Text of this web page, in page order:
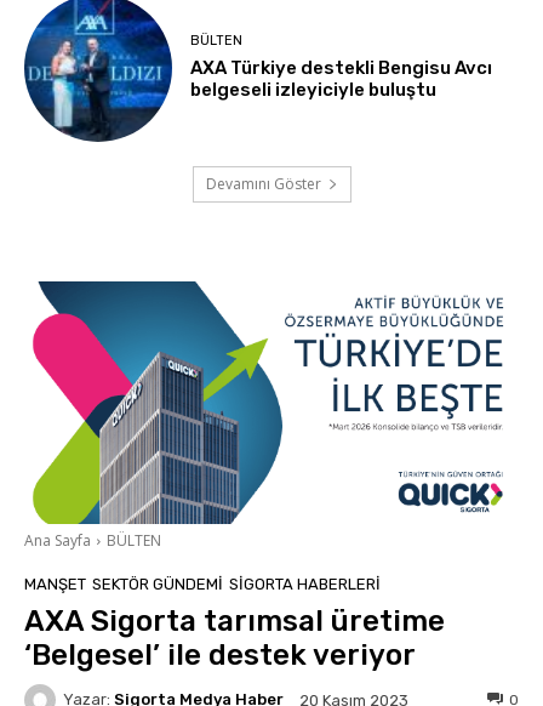
BÜLTEN
AXA Türkiye destekli Bengisu Avcı
belgeseli izleyiciyle buluştu
Devamını Göster